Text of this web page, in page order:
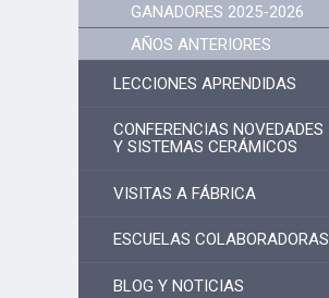
GANADORES 2025-2026
AÑOS ANTERIORES
LECCIONES APRENDIDAS
CONFERENCIAS NOVEDADES
Y SISTEMAS CERÁMICOS
VISITAS A FÁBRICA
ESCUELAS COLABORADORAS
BLOG Y NOTICIAS